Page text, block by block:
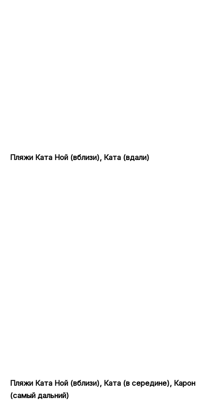
Пляжи Ката Ной (вблизи), Ката (вдали)
Пляжи Ката Ной (вблизи), Ката (в середине), Карон
(самый дальний)